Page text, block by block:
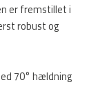
er fremstillet i
robust og
70° hældning